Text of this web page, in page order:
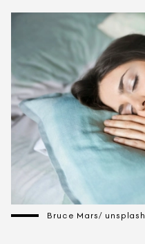
Bruce Mars/ unsplash